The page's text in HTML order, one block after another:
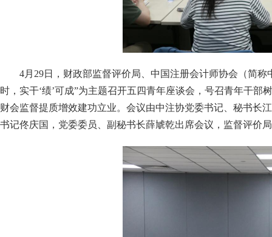
4月 29日， 财政部监督评价局、中国注册会计师协会（简
时，实干‘绩’可成”为主题召开五四青年座谈会， 号召青年干部
财会监督提质增效建功立业。会议由中注协党委书记 、秘书长
书记佟庆国 ， 党委委员、副秘书长薛虓乾出席会议 ，监督评价